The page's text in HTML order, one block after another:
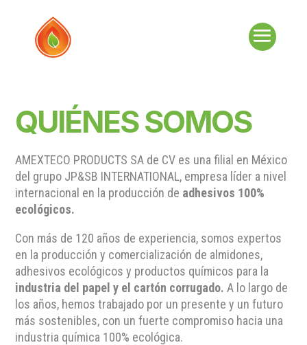
QUIÉNES SOMOS
AMEXTECO PRODUCTS SA de CV es una filial en México
del grupo JP&SB INTERNATIONAL, empresa líder a nivel
internacional en la producción de adhesivos 100%
ecológicos.
Con más de 120 años de experiencia, somos expertos
en la producción y comercialización de almidones,
adhesivos ecológicos y productos químicos para la
industria del papel y el cartón corrugado. A lo largo de
los años, hemos trabajado por un presente y un futuro
más sostenibles, con un fuerte compromiso hacia una
industria química 100% ecológica.